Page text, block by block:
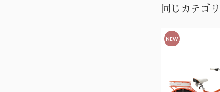
同じカテゴ
NEW